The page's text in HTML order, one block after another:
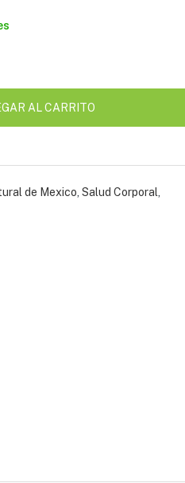
AL CARRITO
de Mexico ,Salud Corporal
Tabletas OTC Neurobion
$23.39
18.47